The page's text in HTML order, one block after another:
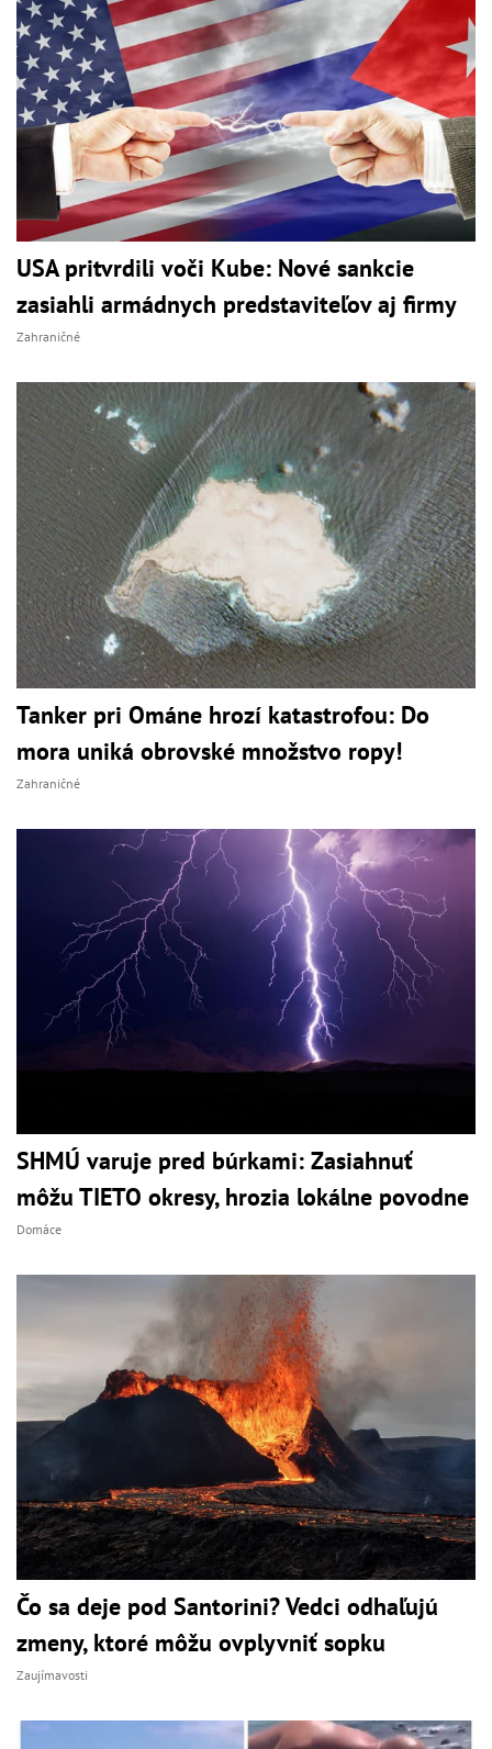
USA pritvrdili voči Kube: Nové sankcie
zasiahli armádnych predstaviteľov aj firmy
Zahraničné
Tanker pri Ománe hrozí katastrofou: Do
mora uniká obrovské množstvo ropy!
Zahraničné
SHMÚ varuje pred búrkami: Zasiahnuť
môžu TIETO okresy, hrozia lokálne povodne
Domáce
Čo sa deje pod Santorini? Vedci odhaľujú
zmeny, ktoré môžu ovplyvniť sopku
Zaujímavosti